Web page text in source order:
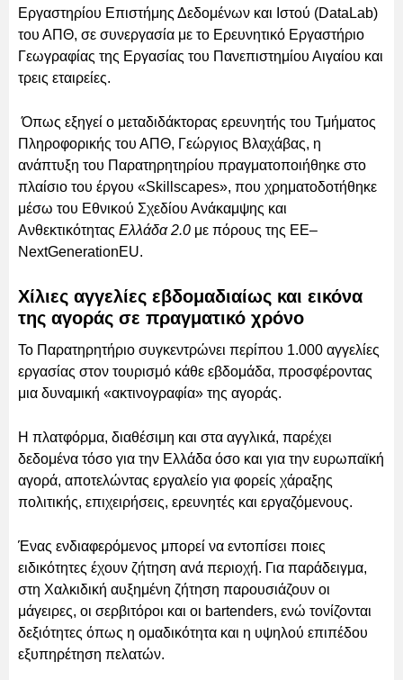
Εργαστηρίου Επιστήμης Δεδομένων και Ιστού (DataLab)
του ΑΠΘ, σε συνεργασία με το Ερευνητικό Εργαστήριο
Γεωγραφίας της Εργασίας του Πανεπιστημίου Αιγαίου και
τρεις εταιρείες.
Όπως εξηγεί ο μεταδιδάκτορας ερευνητής του Τμήματος
Πληροφορικής του ΑΠΘ, Γεώργιος Βλαχάβας, η
ανάπτυξη του Παρατηρητηρίου πραγματοποιήθηκε στο
πλαίσιο του έργου «Skillscapes», που χρηματοδοτήθηκε
μέσω του Εθνικού Σχεδίου Ανάκαμψης και
Ανθεκτικότητας Ελλάδα 2.0 με πόρους της ΕΕ–
NextGenerationEU.
Χίλιες αγγελίες εβδομαδιαίως και εικόνα
της αγοράς σε πραγματικό χρόνο
Το Παρατηρητήριο συγκεντρώνει περίπου 1.000 αγγελίες
εργασίας στον τουρισμό κάθε εβδομάδα, προσφέροντας
μια δυναμική «ακτινογραφία» της αγοράς.
Η πλατφόρμα, διαθέσιμη και στα αγγλικά, παρέχει
δεδομένα τόσο για την Ελλάδα όσο και για την ευρωπαϊκή
αγορά, αποτελώντας εργαλείο για φορείς χάραξης
πολιτικής, επιχειρήσεις, ερευνητές και εργαζόμενους.
Ένας ενδιαφερόμενος μπορεί να εντοπίσει ποιες
ειδικότητες έχουν ζήτηση ανά περιοχή. Για παράδειγμα,
στη Χαλκιδική αυξημένη ζήτηση παρουσιάζουν οι
μάγειρες, οι σερβιτόροι και οι bartenders, ενώ τονίζονται
δεξιότητες όπως η ομαδικότητα και η υψηλού επιπέδου
εξυπηρέτηση πελατών.